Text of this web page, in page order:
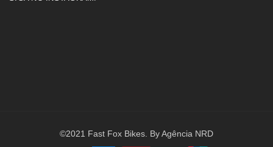
©2021 Fast Fox Bikes. By Agência NRD